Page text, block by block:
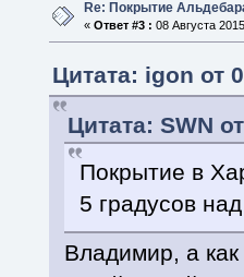
Re: Покрытие
« Ответ #3 : 08 Августа
Цитата: igon от
Цитата: SWN
Покрытие в
5 градусов
Владимир, а